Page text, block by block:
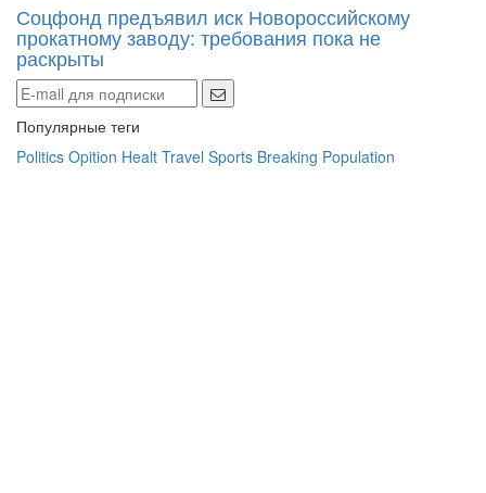
Соцфонд предъявил иск Новороссийскому
прокатному заводу: требования пока не
раскрыты
Популярные теги
Politics Opition Healt Travel Sports Breaking Population